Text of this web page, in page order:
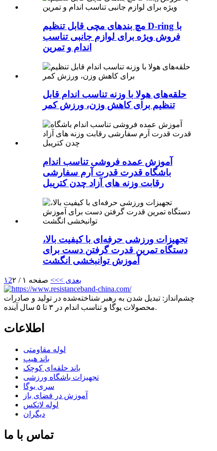
مچ بندهای مچی قابل تنظیم D-ring با
فروش ویژه برای لوازم جانبی تناسب
اندام و تمرین
حلقه‌های هولا با وزنه تناسب اندام قابل
تنظیم برای کاهش وزن، ورزش کمر
آموزش عمده فروشی تناسب اندام
باشگاه قدرت قدرت آرم سفارشی
رقابت وزنه های آزاد چدن کتریبل
تجهیزات ورزشی حرفه‌ای با کیفیت بالا،
دستگاه تمرین قدرت گرفتن دست برای
آموزش توانبخشی انگشت
۱ 2 بعدی >>> صفحه ۱ / ۲
چشم‌انداز: تبدیل شدن به رهبر شناخته‌شده در تولید و صادرات
محصولات یوگا و تناسب اندام در ۳ تا ۵ سال آینده.
اطلاعات
لوله مقاومتی
باند هیپ
باند حلقه‌ای کوچک
تجهیزات باشگاه ورزشی
سری یوگا
آموزش در فضای باز
لوله لاتکس
دیگران
تماس با ما